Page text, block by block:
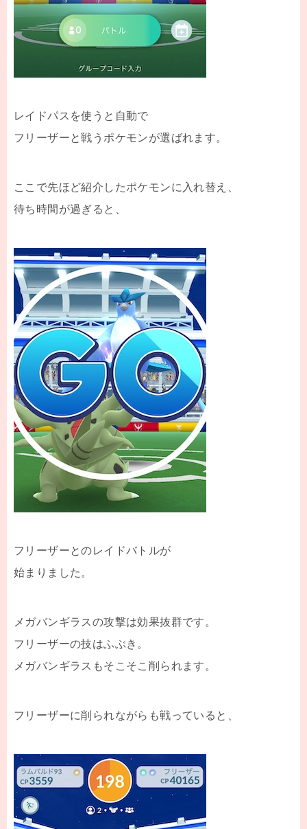
レイドパスを使うと自動で
フリーザーと戦うポケモンが選ばれます。
ここで先ほど紹介したポケモンに入れ替え、
待ち時間が過ぎると、
フリーザーとのレイドバトルが
始まりました。
メガバンギラスの攻撃は効果抜群です。
フリーザーの技はふぶき。
メガバンギラスもそこそこ削られます。
フリーザーに削られながらも戦っていると、